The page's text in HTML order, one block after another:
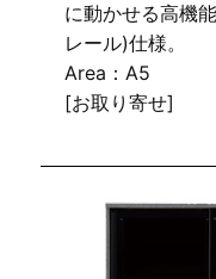
に動かせる高機
レール)仕様。
Area：A5
[お取り寄せ]